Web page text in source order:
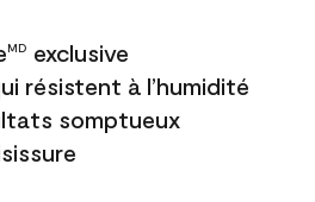
MD exclusive
résistent à l’humidité
somptueux